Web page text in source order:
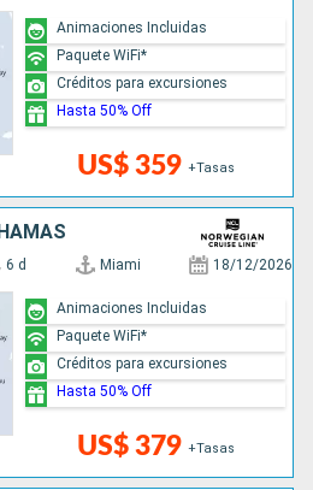
US$ 359 +Tasas
Animaciones Incluidas
Paquete WiFi*
Créditos para excursiones
Hasta 50% Off
6 d Miami 18/12/2026
US$ 379 +Tasas
Animaciones Incluidas
Paquete WiFi*
Créditos para excursiones
Hasta 50% Off